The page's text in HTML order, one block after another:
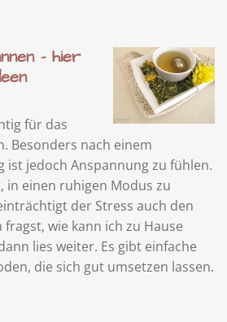
- hier
für das
Besonders nach einem
ist jedoch Anspannung zu fühlen.
in einen ruhigen Modus zu
der Stress auch den
fragst, wie kann ich zu Hause
lies weiter. Es gibt einfache
die sich gut umsetzen lassen.